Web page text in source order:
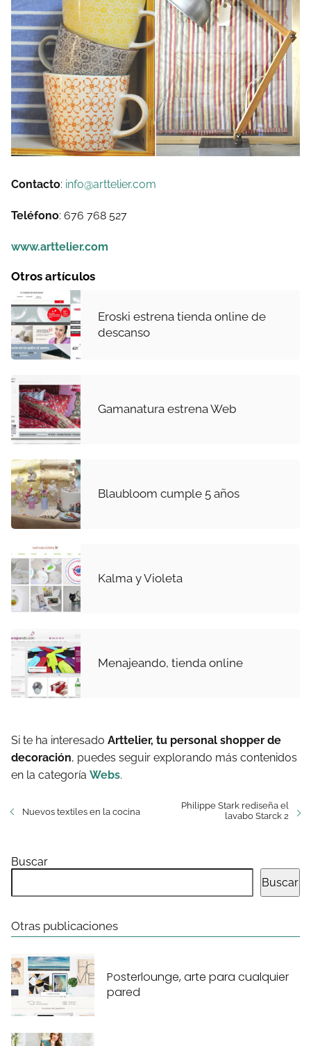
Contacto: info@arttelier.com
Teléfono: 676 768 527
www.arttelier.com
Otros artículos
Eroski estrena tienda online de
descanso
Gamanatura estrena Web
Blaubloom cumple 5 años
Kalma y Violeta
Menajeando, tienda online
Si te ha interesado Arttelier, tu personal shopper de
decoración, puedes seguir explorando más contenidos
en la categoría Webs.
Nuevos textiles en la cocina
Philippe Stark rediseña el
lavabo Starck 2
Buscar
Buscar
Otras publicaciones
Posterlounge, arte para cualquier
pared